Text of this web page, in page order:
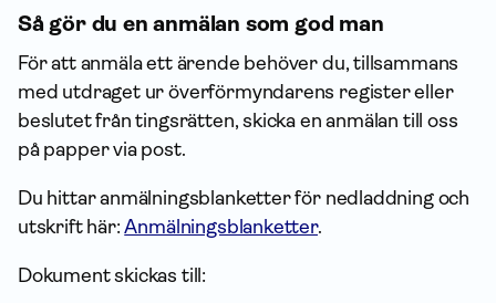
Så gör du en anmälan som god man
För att anmäla ett ärende behöver du, tillsammans
med utdraget ur överförmyndarens register eller
beslutet från tingsrätten, skicka en anmälan till oss
på papper via post.
Du hittar anmälnings­blanketter för nedladdning och
utskrift här:Anmälningsblanketter.
Dokument skickas till: